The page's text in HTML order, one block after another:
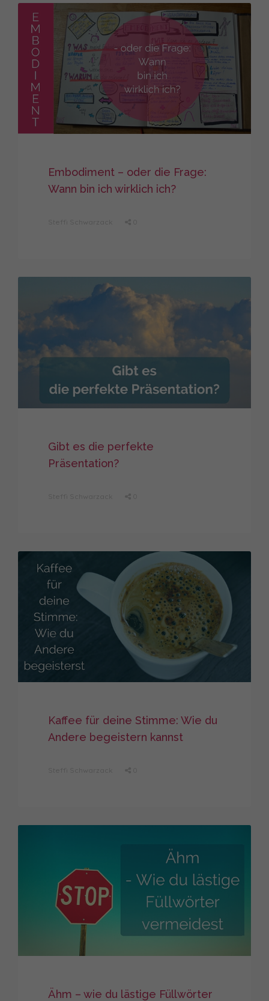
Embodiment – oder die Frage:
Wann bin ich wirklich ich?
Gibt es die perfekte
Präsentation?
Kaffee für deine Stimme: Wie du
Andere begeistern kannst
Ähm – wie du lästige Füllwörter